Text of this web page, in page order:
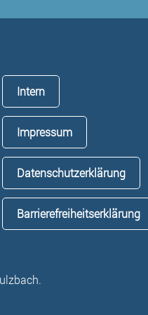
Intern
Impressum
Datenschutzerklärung
Barrierefreiheitserklärung